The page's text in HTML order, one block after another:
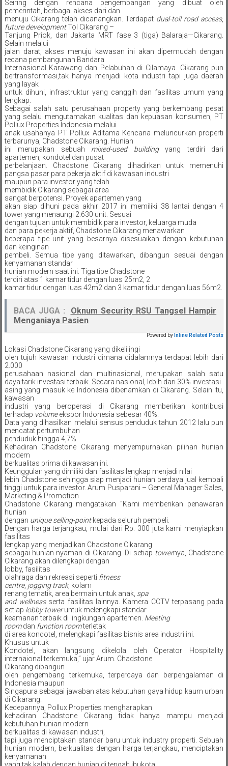
Seiring dengan rencana pengembangan yang dibuat oleh
pemerintah, berbagai akses dari dan
menuju Cikarang telah dicanangkan. Terdapat dual-toll road access,
future developmentTol Cikarang –
Tanjung Priok, dan Jakarta MRT fase 3 (tiga) Balaraja—Cikarang.
Selain melalui
jalan darat, akses menuju kawasan ini akan dipermudah dengan
recana pembangunan Bandara
Internasional Karawang dan Pelabuhan di Cilamaya. Cikarang pun
bertransformasi,tak hanya menjadi kota industri tapi juga daerah
yang layak
untuk dihuni, infrastruktur yang canggih dan fasilitas umum yang
lengkap.
Sebagai salah satu perusahaan property yang berkembang pesat
yang selalu mengutamakan kualitas dan kepuasan konsumen, PT
Pollux Properties Indonesia melalui
anak usahanya PT Pollux Aditama Kencana meluncurkan properti
terbarunya, Chadstone Cikarang. Hunian
ini merupakan sebuah mixed-used buildingyang terdiri dari
apartemen, kondotel dan pusat
perbelanjaan. Chadstone Cikarang dihadirkan untuk memenuhi
pangsa pasar para pekerja aktif di kawasan industri
maupun para investor yang telah
membidik Cikarang sebagai area
sangat berpotensi. Proyek apartemen yang
akan siap dihuni pada akhir 2017 ini memiliki 38 lantai dengan 4
tower yang menaungi 2.630 unit. Sesuai
dengan tujuan untuk membidik para investor, keluarga muda
dan para pekerja aktif, Chadstone Cikarang menawarkan
beberapa tipe unit yang besarnya disesuaikan dengan kebutuhan
dan keinginan
pembeli. Semua tipe yang ditawarkan, dibangun sesuai dengan
kenyamanan standar
hunian modern saat ini. Tiga tipe Chadstone
terdiri atas 1 kamar tidur dengan luas 25m2, 2
kamar tidur dengan luas 42m2 dan 3 kamar tidur dengan luas 56m2.
BACA JUGA :
Oknum Security RSU Tangsel Hampir
Menganiaya Pasien
Powered by Inline Related Posts
Lokasi Chadstone Cikarang yang dikelilingi
oleh tujuh kawasan industri dimana didalamnya terdapat lebih dari
2.000
perusahaan nasional dan multinasional, merupakan salah satu
daya tarik investasi terbaik. Secara nasional, lebih dari 30% investasi
asing yang masuk ke Indonesia dibenamkan di Cikarang. Selain itu,
kawasan
industri yang beroperasi di Cikarang memberikan kontribusi
terhadap volumeekspor Indonesia sebesar 40%.
Data yang dihasilkan melalui sensus penduduk tahun 2012 lalu pun
mencatat pertumbuhan
penduduk hingga 4,7%.
Kehadiran Chadstone Cikarang menyempurnakan pilihan hunian
modern
berkualitas prima di kawasan ini.
Keunggulan yang dimiliki dan fasilitas lengkap menjadi nilai
lebih Chadstone sehingga siap menjadi hunian berdaya jual kembali
tinggi untuk para investor. Arum Pusparani – General Manager Sales,
Marketing & Promotion
Chadstone Cikarang mengatakan “Kami memberikan penawaran
hunian
dengan unique selling-pointkepada seluruh pembeli.
Dengan harga terjangkau, mulai dari Rp. 300 juta kami menyiapkan
fasilitas
lengkap yang menjadikan Chadstone Cikarang
sebagai hunian nyaman di Cikarang. Di setiap towernya, Chadstone
Cikarang akan dilengkapi dengan
lobby, fasilitas
olahraga dan rekreasi seperti fitness
centre, jogging track, kolam
renang tematik, area bermain untuk anak, spa
and wellness serta fasilitas lainnya. Kamera CCTV terpasang pada
setiap lobby toweruntuk melengkapi standar
keamanan terbaik di lingkungan apartemen. Meeting
roomdan function roomterletak
di area kondotel, melengkapi fasilitas bisnis area industri ini.
Khusus untuk
Kondotel, akan langsung dikelola oleh Operator Hospitality
internaional terkemuka,” ujar Arum. Chadstone
Cikarang dibangun
oleh pengembang terkemuka, terpercaya dan berpengalaman di
Indonesia maupun
Singapura sebagai jawaban atas kebutuhan gaya hidup kaum urban
di Cikarang.
Kedepannya, Pollux Properties mengharapkan
kehadiran Chadstone Cikarang tidak hanya mampu menjadi
kebutuhan hunian modern
berkualitas di kawasan industri,
tapi juga menciptakan standar baru untuk industry properti. Sebuah
hunian modern, berkualitas dengan harga terjangkau, menciptakan
kenyamanan